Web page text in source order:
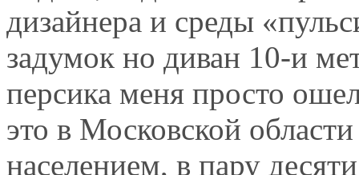
дизайнера и среды
задумок но диван 10-и
персика меня просто
это в Московской
населением, в пару